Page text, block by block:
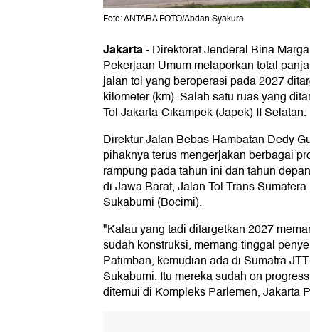
Foto: ANTARA FOTO/Abdan Syakura
Jakarta-Direktorat Jenderal Bina
Pekerjaan Umum melaporkan total
jalan tol yang beroperasi pada 2027
kilometer (km). Salah satu ruas yang
Tol Jakarta-Cikampek (Japek) II Selatan.
Direktur Jalan Bebas Hambatan Dedy
pihaknya terus mengerjakan berbagai
rampung pada tahun ini dan tahun
di Jawa Barat, Jalan Tol Trans
Sukabumi (Bocimi).
"Kalau yang tadi ditargetkan 2027
sudah konstruksi, memang tinggal
Patimban, kemudian ada di Sumatra
Sukabumi. Itu mereka sudah on
ditemui di Kompleks Parlemen, Jakarta